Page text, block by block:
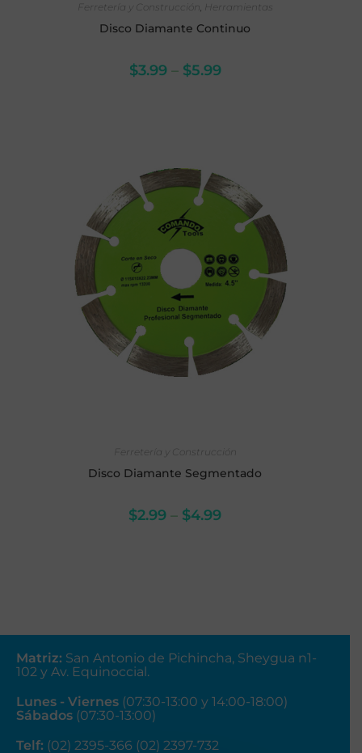
Ferretería y Construcción , Herramientas
Disco Diamante Continuo
$3.99 – $5.99
Ferretería y Construcción
Disco Diamante Segmentado
$2.99 – $4.99
Matriz: San Antonio de Pichincha, Sheygua n1-
102 y Av. Equinoccial.
Lunes - Viernes (07:30-13:00 y 14:00-18:00)
Sábados (07:30-13:00)
Telf: (02) 2395-366 (02) 2397-732